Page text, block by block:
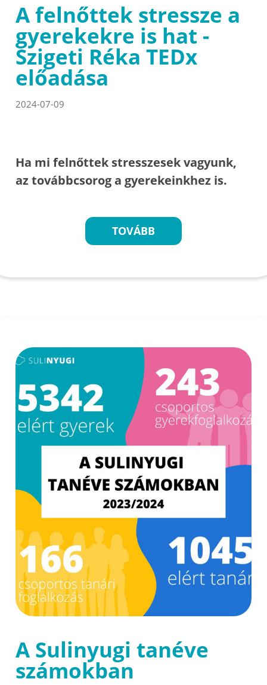
A felnőttek stressze a
gyerekekre is hat -
Szigeti Réka TEDx
előadása
2024-07-09
Ha mi felnőttek stresszesek vagyunk,
az továbbcsorog a gyerekeinkhez is.
TOVÁBB
A Sulinyugi tanéve
számokban